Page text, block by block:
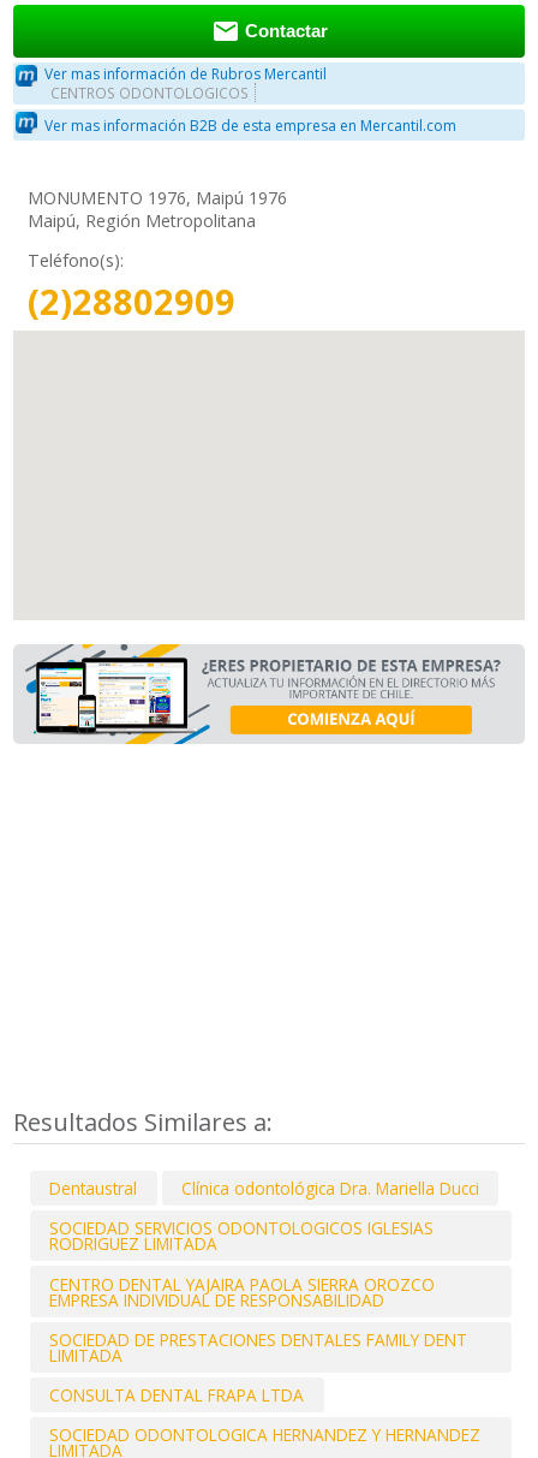
 Contactar
Ver mas información de Rubros Mercantil
CENTROS ODONTOLOGICOS
Ver mas información B2B de esta empresa en Mercantil.com
MONUMENTO 1976, Maipú 1976
Maipú, Región Metropolitana
Teléfono(s):
(2)28802909
Resultados Similares a:
Dentaustral
Clínica odontológica Dra. Mariella Ducci
SOCIEDAD SERVICIOS ODONTOLOGICOS IGLESIAS
RODRIGUEZ LIMITADA
CENTRO DENTAL YAJAIRA PAOLA SIERRA OROZCO
EMPRESA INDIVIDUAL DE RESPONSABILIDAD
SOCIEDAD DE PRESTACIONES DENTALES FAMILY DENT
LIMITADA
CONSULTA DENTAL FRAPA LTDA
SOCIEDAD ODONTOLOGICA HERNANDEZ Y HERNANDEZ
LIMITADA